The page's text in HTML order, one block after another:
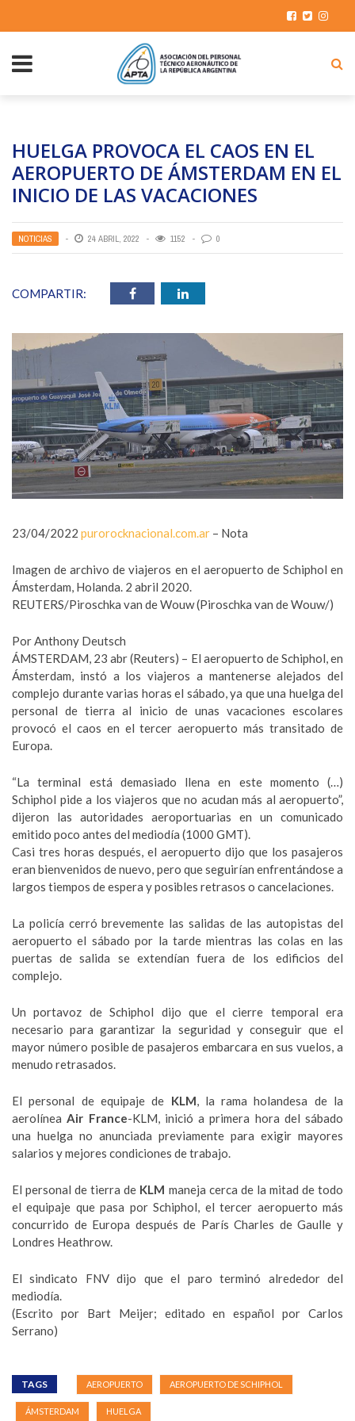
HUELGA PROVOCA EL CAOS EN EL
AEROPUERTO DE ÁMSTERDAM EN EL
INICIO DE LAS VACACIONES
NOTICIAS 24 ABRIL, 2022 1152 0
COMPARTIR:
23/04/2022 purorocknacional.com.ar – Nota
Imagen de archivo de viajeros en el aeropuerto de Schiphol en
Ámsterdam, Holanda. 2 abril 2020.
REUTERS/Piroschka van de Wouw (Piroschka van de Wouw/)
Por Anthony Deutsch
ÁMSTERDAM, 23 abr (Reuters) – El aeropuerto de Schiphol, en
Ámsterdam, instó a los viajeros a mantenerse alejados del
complejo durante varias horas el sábado, ya que una huelga del
personal de tierra al inicio de unas vacaciones escolares
provocó el caos en el tercer aeropuerto más transitado de
Europa.
“La terminal está demasiado llena en este momento (…)
Schiphol pide a los viajeros que no acudan más al aeropuerto”,
dijeron las autoridades aeroportuarias en un comunicado
emitido poco antes del mediodía (1000 GMT).
Casi tres horas después, el aeropuerto dijo que los pasajeros
eran bienvenidos de nuevo, pero que seguirían enfrentándose a
largos tiempos de espera y posibles retrasos o cancelaciones.
La policía cerró brevemente las salidas de las autopistas del
aeropuerto el sábado por la tarde mientras las colas en las
puertas de salida se extendían fuera de los edificios del
complejo.
Un portavoz de Schiphol dijo que el cierre temporal era
necesario para garantizar la seguridad y conseguir que el
mayor número posible de pasajeros embarcara en sus vuelos, a
menudo retrasados.
El personal de equipaje de KLM, la rama holandesa de la
aerolíneaAir France-KLM, inició a primera hora del sábado
una huelga no anunciada previamente para exigir mayores
salarios y mejores condiciones de trabajo.
El personal de tierra de KLM maneja cerca de la mitad de todo
el equipaje que pasa por Schiphol, el tercer aeropuerto más
concurrido de Europa después de París Charles de Gaulle y
Londres Heathrow.
El sindicato FNV dijo que el paro terminó alrededor del
mediodía.
(Escrito por Bart Meijer; editado en español por Carlos
Serrano)
TAGS AEROPUERTO AEROPUERTO DE SCHIPHOL
ÁMSTERDAM HUELGA